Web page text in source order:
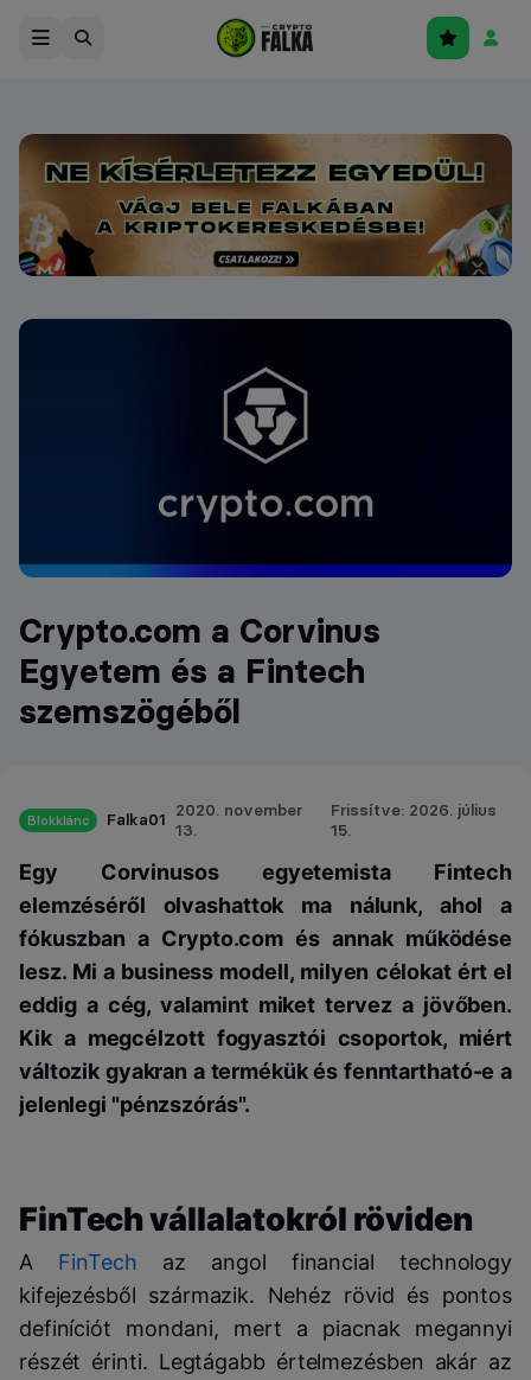
Crypto.com a Corvinus
Egyetem és a Fintech
szemszögéből
Blokklánc Falka01 2020. november
13.
Frissítve: 2026. július
15.
Egy Corvinusos egyetemista Fintech
elemzéséről olvashattok ma nálunk, ahol a
fókuszban a Crypto.com és annak működése
lesz. Mi a business modell, milyen célokat ért el
eddig a cég, valamint miket tervez a jövőben.
Kik a megcélzott fogyasztói csoportok, miért
változik gyakran a termékük és fenntartható-e a
jelenlegi "pénzszórás".
FinTech vállalatokról röviden
A FinTech az angol financial technology
kifejezésből származik. Nehéz rövid és pontos
definíciót mondani, mert a piacnak megannyi
részét érinti. Legtágabb értelmezésben akár az